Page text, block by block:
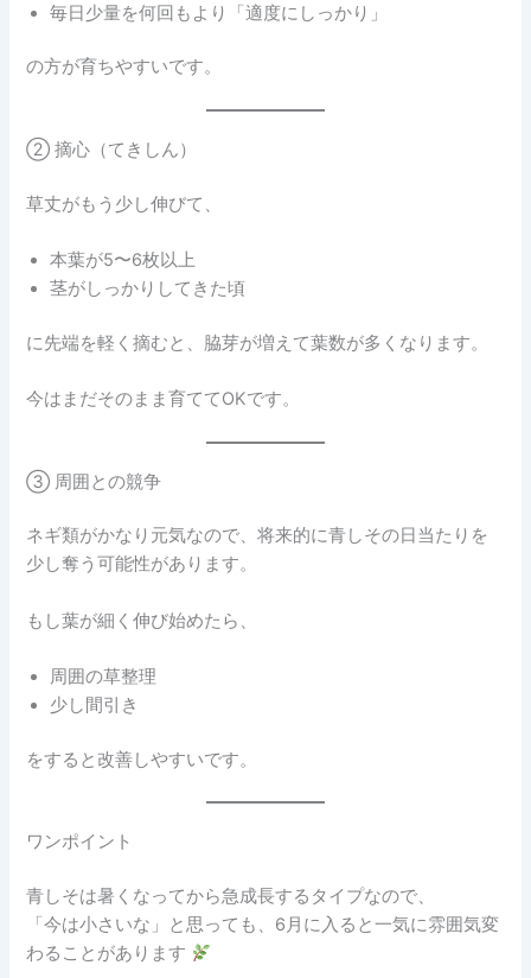
毎日少量を何回もより「適度にしっかり」
の方が育ちやすいです。
② 摘心（てきしん）
草丈がもう少し伸びて、
本葉が5〜6枚以上
茎がしっかりしてきた頃
に先端を軽く摘むと、脇芽が増えて葉数が多くなります。
今はまだそのまま育ててOKです。
③ 周囲との競争
ネギ類がかなり元気なので、将来的に青しその日当たりを
少し奪う可能性があります。
もし葉が細く伸び始めたら、
周囲の草整理
少し間引き
をすると改善しやすいです。
ワンポイント
青しそは暑くなってから急成長するタイプなので、
「今は小さいな」と思っても、6月に入ると一気に雰囲気変
わることがあります